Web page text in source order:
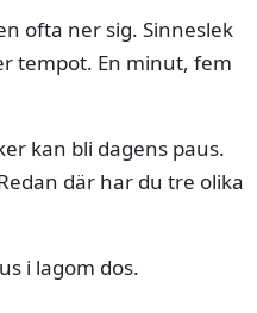
ofta ner sig. Sinneslek
tempot. En minut, fem
kan bli dagens paus.
där har du tre olika
i lagom dos.